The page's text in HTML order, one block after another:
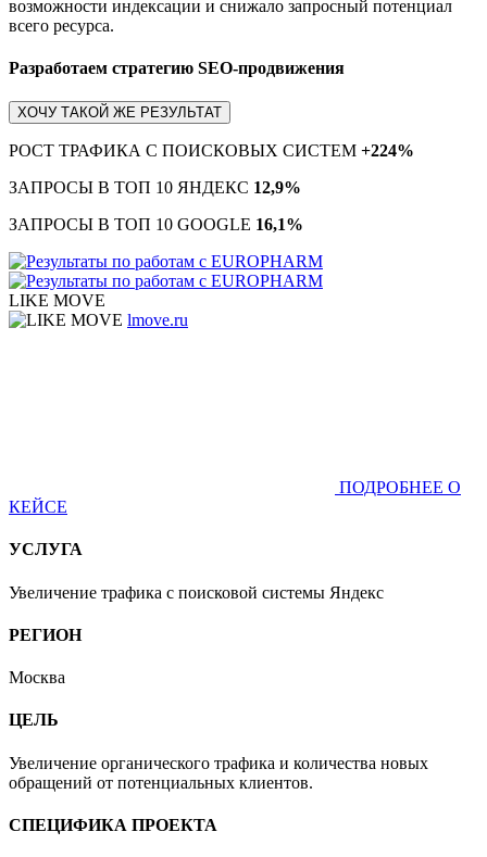
возможности индексации и снижало запросный потенциал
всего ресурса.
Разработаем стратегию SEO-продвижения
ХОЧУ ТАКОЙ ЖЕ РЕЗУЛЬТАТ
РОСТ ТРАФИКА С ПОИСКОВЫХ СИСТЕМ +224%
ЗАПРОСЫ В ТОП 10 ЯНДЕКС 12,9%
ЗАПРОСЫ В ТОП 10 GOOGLE 16,1%
LIKE MOVE
lmove.ru
ПОДРОБНЕЕ О
КЕЙСЕ
УСЛУГА
Увеличение трафика с поисковой системы Яндекс
РЕГИОН
Москва
ЦЕЛЬ
Увеличение органического трафика и количества новых
обращений от потенциальных клиентов.
СПЕЦИФИКА ПРОЕКТА